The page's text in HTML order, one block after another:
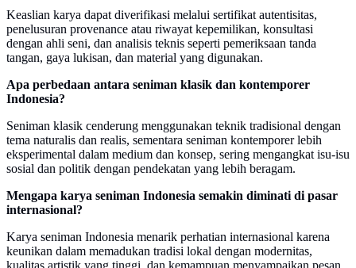
Keaslian karya dapat diverifikasi melalui sertifikat autentisitas,
penelusuran provenance atau riwayat kepemilikan, konsultasi
dengan ahli seni, dan analisis teknis seperti pemeriksaan tanda
tangan, gaya lukisan, dan material yang digunakan.
Apa perbedaan antara seniman klasik dan kontemporer
Indonesia?
Seniman klasik cenderung menggunakan teknik tradisional dengan
tema naturalis dan realis, sementara seniman kontemporer lebih
eksperimental dalam medium dan konsep, sering mengangkat isu-isu
sosial dan politik dengan pendekatan yang lebih beragam.
Mengapa karya seniman Indonesia semakin diminati di pasar
internasional?
Karya seniman Indonesia menarik perhatian internasional karena
keunikan dalam memadukan tradisi lokal dengan modernitas,